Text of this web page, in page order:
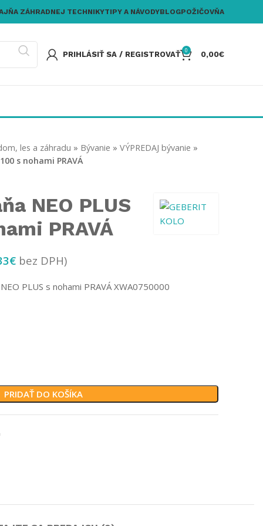
ZÁHRADNEJ TECHNIKYTIPY A NÁVODYBLOGPOŽIČOVŇA
PRIHLÁSIŤ SA / REGISTROVAŤ 0 0,00€
les a záhradu » Bývanie » VÝPREDAJ bývanie »
s nohami PRAVÁ
NEO PLUS
PRAVÁ
€ bez DPH)
PLUS s nohami PRAVÁ XWA0750000
PRIDAŤ DO KOŠÍKA